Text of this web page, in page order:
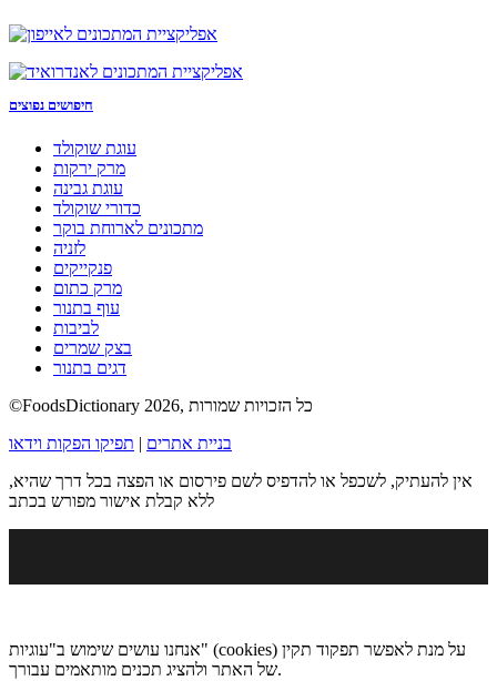
חיפושים נפוצים
עוגת שוקולד
מרק ירקות
עוגת גבינה
כדורי שוקולד
מתכונים לארוחת בוקר
לזניה
פנקייקים
מרק כתום
עוף בתנור
לביבות
בצק שמרים
דגים בתנור
©FoodsDictionary 2026, כל הזכויות שמורות
בניית אתרים
תפיקו הפקות וידאו
אין להעתיק, לשכפל או להדפיס לשם פירסום או הפצה בכל דרך שהיא,
ללא קבלת אישור מפורש בכתב
אנחנו עושים שימוש ב"עוגיות" (cookies) על מנת לאפשר תפקוד תקין
של האתר ולהציג תכנים מותאמים עבורך.